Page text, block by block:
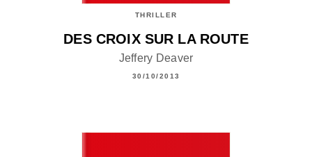
THRILLER
DES CROIX SUR LA ROUTE
Jeffery Deaver
30/10/2013